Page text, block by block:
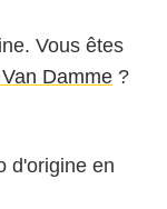
Vous êtes
Damme ?
d'origine en